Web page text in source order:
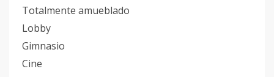
Totalmente amueblado
Lobby
Gimnasio
Cine